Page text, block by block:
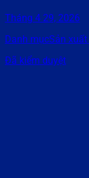
Tháng 4 29, 2026
Danh mụcSản
Đã kiểm duyệt